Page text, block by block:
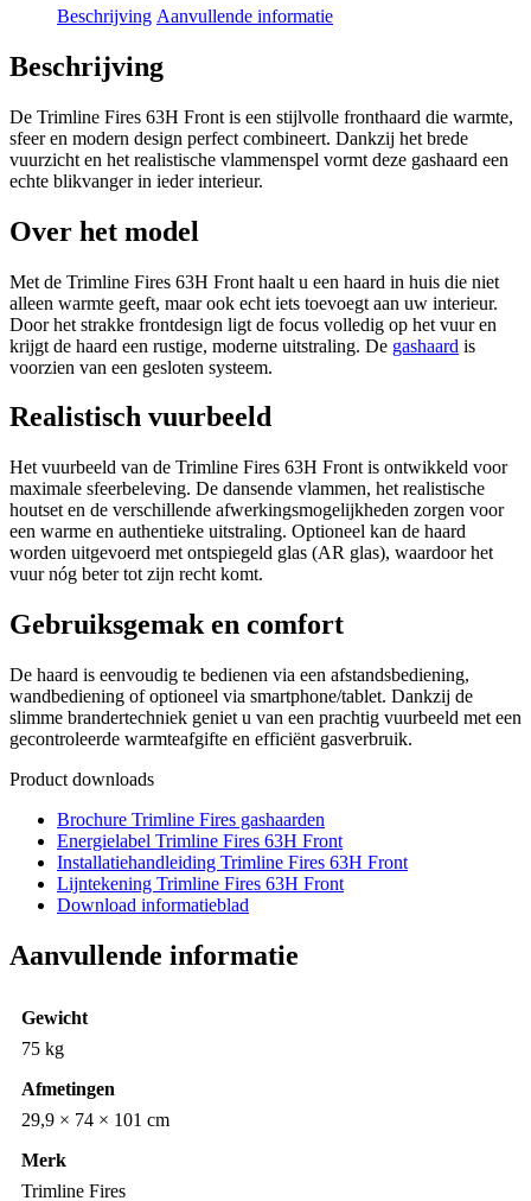
Beschrijving Aanvullende informatie
Beschrijving
De Trimline Fires 63H Front is een stijlvolle fronthaard die warmte,
sfeer en modern design perfect combineert. Dankzij het brede
vuurzicht en het realistische vlammenspel vormt deze gashaard een
echte blikvanger in ieder interieur.
Over het model
Met de Trimline Fires 63H Front haalt u een haard in huis die niet
alleen warmte geeft, maar ook echt iets toevoegt aan uw interieur.
Door het strakke frontdesign ligt de focus volledig op het vuur en
krijgt de haard een rustige, moderne uitstraling. De gashaard is
voorzien van een gesloten systeem.
Realistisch vuurbeeld
Het vuurbeeld van de Trimline Fires 63H Front is ontwikkeld voor
maximale sfeerbeleving. De dansende vlammen, het realistische
houtset en de verschillende afwerkingsmogelijkheden zorgen voor
een warme en authentieke uitstraling. Optioneel kan de haard
worden uitgevoerd met ontspiegeld glas (AR glas), waardoor het
vuur nóg beter tot zijn recht komt.
Gebruiksgemak en comfort
De haard is eenvoudig te bedienen via een afstandsbediening,
wandbediening of optioneel via smartphone/tablet. Dankzij de
slimme brandertechniek geniet u van een prachtig vuurbeeld met een
gecontroleerde warmteafgifte en efficiënt gasverbruik.
Product downloads
Brochure Trimline Fires gashaarden
Energielabel Trimline Fires 63H Front
Installatiehandleiding Trimline Fires 63H Front
Lijntekening Trimline Fires 63H Front
Download informatieblad
Aanvullende informatie
Gewicht
75 kg
Afmetingen
29,9 × 74 × 101 cm
Merk
Trimline Fires